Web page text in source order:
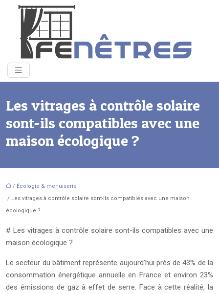
Les vitrages à contrôle solaire
sont-ils compatibles avec une
maison écologique ?
/ Écologie & menuiserie
/ Les vitrages à contrôle solaire sont-ils compatibles avec une maison
écologique ?
# Les vitrages à contrôle solaire sont-ils compatibles avec une
maison écologique ?
Le secteur du bâtiment représente aujourd’hui près de 43% de la
consommation énergétique annuelle en France et environ 23%
des émissions de gaz à effet de serre. Face à cette réalité, la